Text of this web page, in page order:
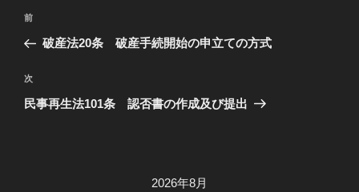
投
ビ
ゲ
過
去
投
稿
前
破産法20条 破産手続開始の申立ての方式
次
の
次
民事再生法101条 認否書の作成及び提出
2026年8月